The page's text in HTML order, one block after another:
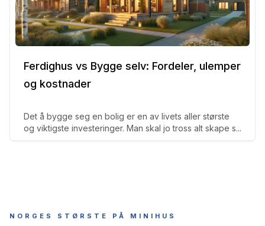
Ferdighus vs Bygge selv: Fordeler, ulemper
og kostnader
Det å bygge seg en bolig er en av livets aller største
og viktigste investeringer. Man skal jo tross alt skape s...
NORGES STØRSTE PÅ MINIHUS